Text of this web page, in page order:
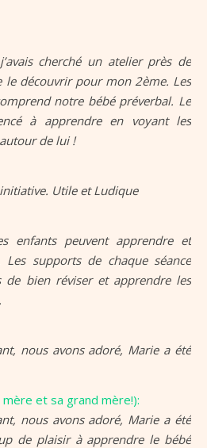
cherché un atelier près de
le découvrir pour mon 2ème. Les
notre bébé préverbal. Le
à apprendre en voyant les
de lui !
Utile et Ludique
enfants peuvent apprendre et
supports de chaque séance
de bien réviser et apprendre les
nous avons adoré, Marie a été
et sa grand mère!):
nous avons adoré, Marie a été
de plaisir à apprendre le bébé